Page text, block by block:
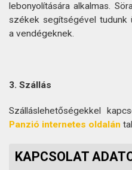
lebonyolítására alkalmas.
székek segítségével tudunk
a vendégeknek.
3. Szállás
Szálláslehetőségekkel
Panzió internetes oldalán
KAPCSOLAT